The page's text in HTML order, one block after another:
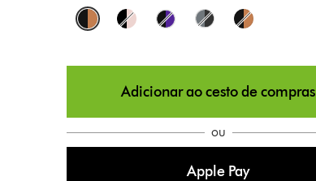
O
t
o
Adicionar ao cesto de compras
ou
Apple Pay